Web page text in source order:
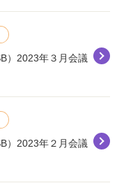
）2023年３月会議
）2023年２月会議